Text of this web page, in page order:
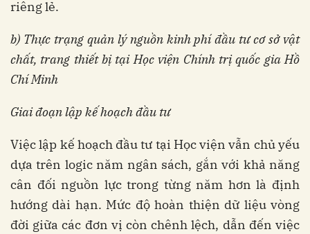
riêng lẻ.
b) Thực trạng quản lý nguồn kinh phí đầu tư cơ sở vật
chất, trang thiết bị tạiHọc viện Chính trị quốc giaHồ
Chí Minh
Giai đoạn lập kế hoạch đầu tư
Việc lập kế hoạch đầu tư tại Học viện vẫn chủ yếu
dựa trên logic năm ngân sách, gắn với khả năng
cân đối nguồn lực trong từng năm hơn là định
hướng dài hạn. Mức độ hoàn thiện dữ liệu vòng
đời giữa các đơn vị còn chênh lệch, dẫn đến việc